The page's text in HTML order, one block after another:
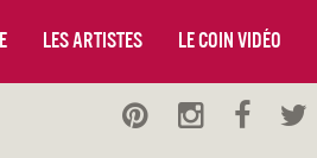
Les artistes Le coin vidéo